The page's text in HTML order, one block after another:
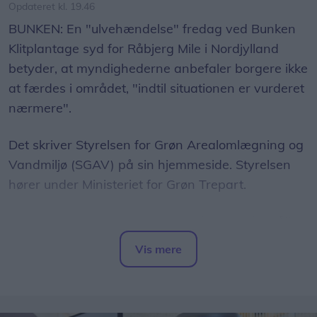
Opdateret kl. 19.46
BUNKEN: En "ulvehændelse" fredag ved Bunken
Klitplantage syd for Råbjerg Mile i Nordjylland
betyder, at myndighederne anbefaler borgere ikke
at færdes i området, "indtil situationen er vurderet
nærmere".
Det skriver Styrelsen for Grøn Arealomlægning og
Vandmiljø (SGAV) på sin hjemmeside. Styrelsen
hører under Ministeriet for Grøn Trepart.
en ulvehvalp og en voksen ulv. Ifølge styrelsen
beskyttede voksenulven sin hvalp ved at vise
Vis mere